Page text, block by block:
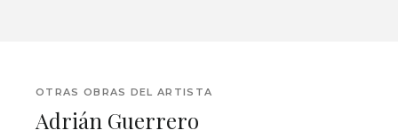
OTRAS OBRAS DEL ARTISTA
Adrián Guerrero